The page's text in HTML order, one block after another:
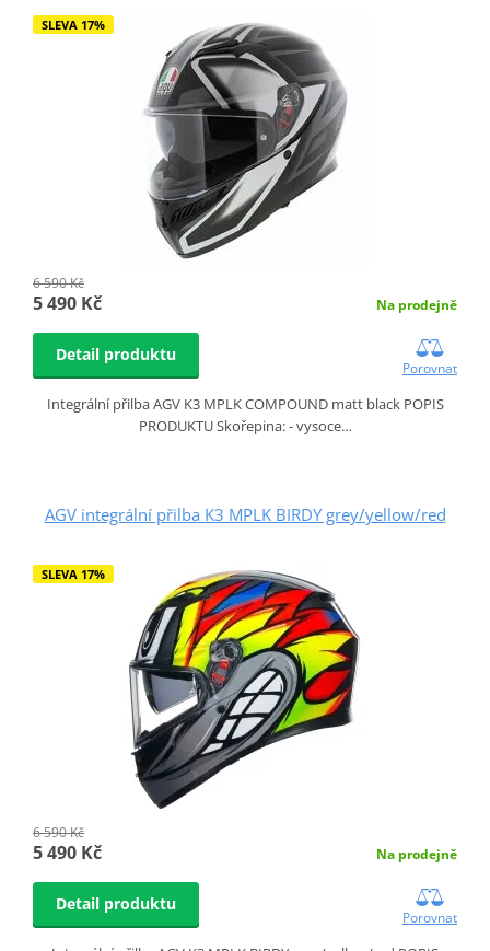
SLEVA 17%
6 590 Kč
5 490 Kč Na prodejně
Detail produktu
Porovnat
Integrální přilba AGV K3 MPLK COMPOUND matt black POPIS
PRODUKTU Skořepina: - vysoce…
AGV integrální přilba K3 MPLK BIRDY grey/yellow/red
SLEVA 17%
6 590 Kč
5 490 Kč Na prodejně
Detail produktu
Porovnat